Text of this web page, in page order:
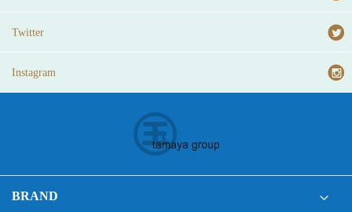
Twitter
Instagram
BRAND